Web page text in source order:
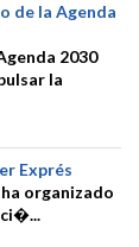
de la Agenda
2030
la
Exprés
organizado